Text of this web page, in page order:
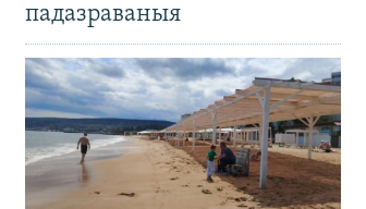
падазраваныя